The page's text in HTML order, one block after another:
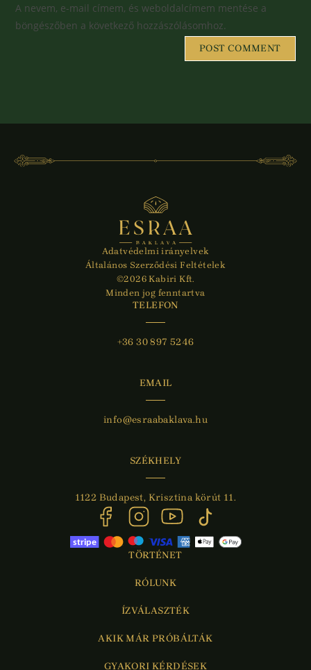
A nevem, e-mail címem, és weboldalcímem mentése a
böngészőben a következő hozzászólásomhoz.
Adatvédelmi irányelvek
Általános Szerződési Feltételek
©2026 Kabiri Kft.
Minden jog fenntartva
TELEFON
+36 30 897 5246
EMAIL
info@esraabaklava.hu
SZÉKHELY
1122 Budapest, Krisztina körút 11.
TÖRTÉNET
RÓLUNK
ÍZVÁLASZTÉK
AKIK MÁR PRÓBÁLTÁK
GYAKORI KÉRDÉSEK